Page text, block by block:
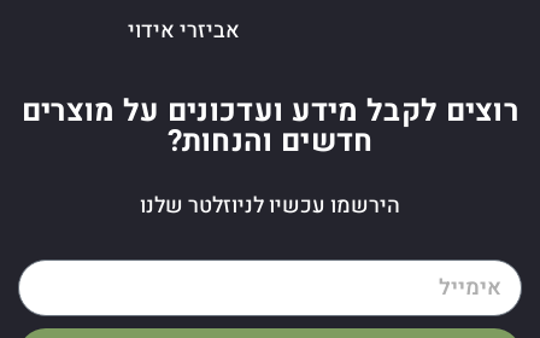
אביזרי אידוי
רוצים לקבל מידע ועדכונים על מוצרים
חדשים והנחות?
הירשמו עכשיו לניוזלטר שלנו